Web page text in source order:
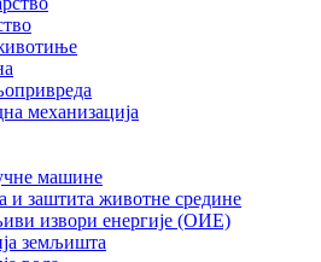
механизација
машине
и заштита животне средине
извори енергије (ОИЕ)
земљишта